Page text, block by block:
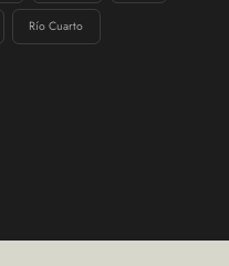
Río Cuarto